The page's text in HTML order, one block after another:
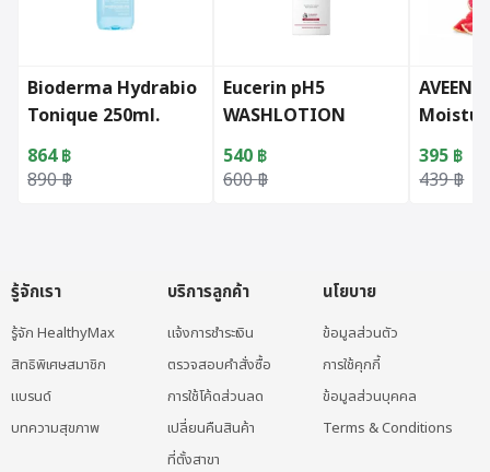
Bioderma Hydrabio
Tonique 250ml.
890฿
Original price was: 890 ฿.
864฿
Current price is: 864 ฿.
Eucerin pH5
WASHLOTION
PERFUME FREE 400
ML (Exclusive
600฿
Original price was: 600 ฿.
540 ฿
Current price is: 540 ฿.
(354
439฿
Original
395 ฿
Current
รู้จักเรา
รู้จัก HealthyMax
สิทธิพิเศษสมาชิก
แบรนด์
บทความสุขภาพ
บริการลูกค้า
แจ้งการชำระเงิน
ตรวจสอบคำสั่งซื้อ
การใช้โค้ดส่วนลด
เปลี่ยนคืนสินค้า
ที่ตั้งสาขา
นโยบาย
ข้อมูลส่วนตัว
การใช้คุกกี้
ข้อมูลส่วนบุคคล
Terms & Conditions